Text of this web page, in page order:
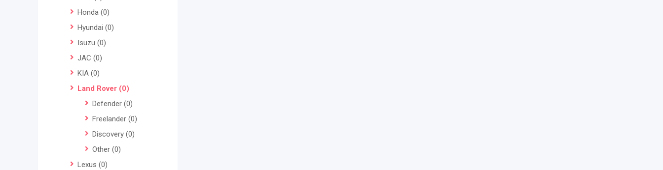
Honda (0)
Hyundai (0)
Isuzu (0)
JAC (0)
KIA (0)
Land Rover (0)
Defender (0)
Freelander (0)
Discovery (0)
Other (0)
Lexus (0)